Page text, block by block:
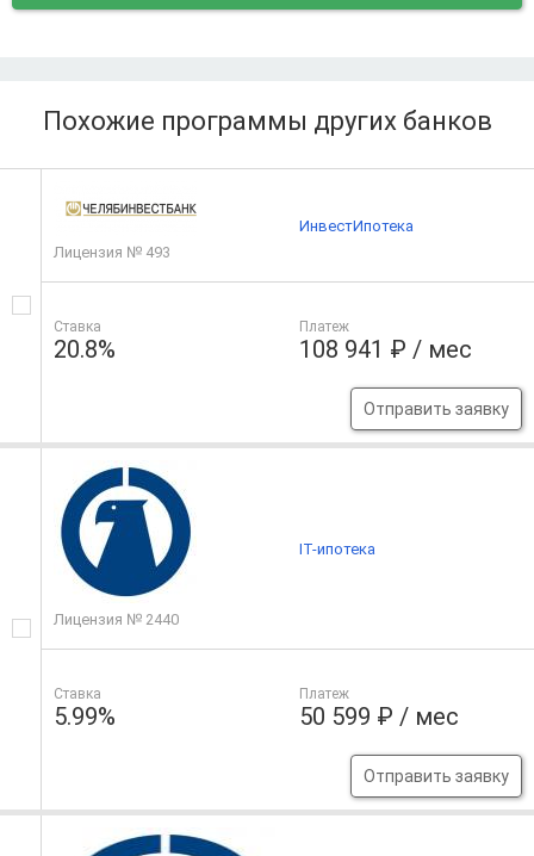
Похожие программы других банков
Лицензия № 493
Ставка
20.8%
Платеж
108 941 ₽ / мес
Отправить заявку
ИнвестИпотека
Лицензия № 2440
Ставка
5.99%
Платеж
50 599 ₽ / мес
Отправить заявку
IT-ипотека